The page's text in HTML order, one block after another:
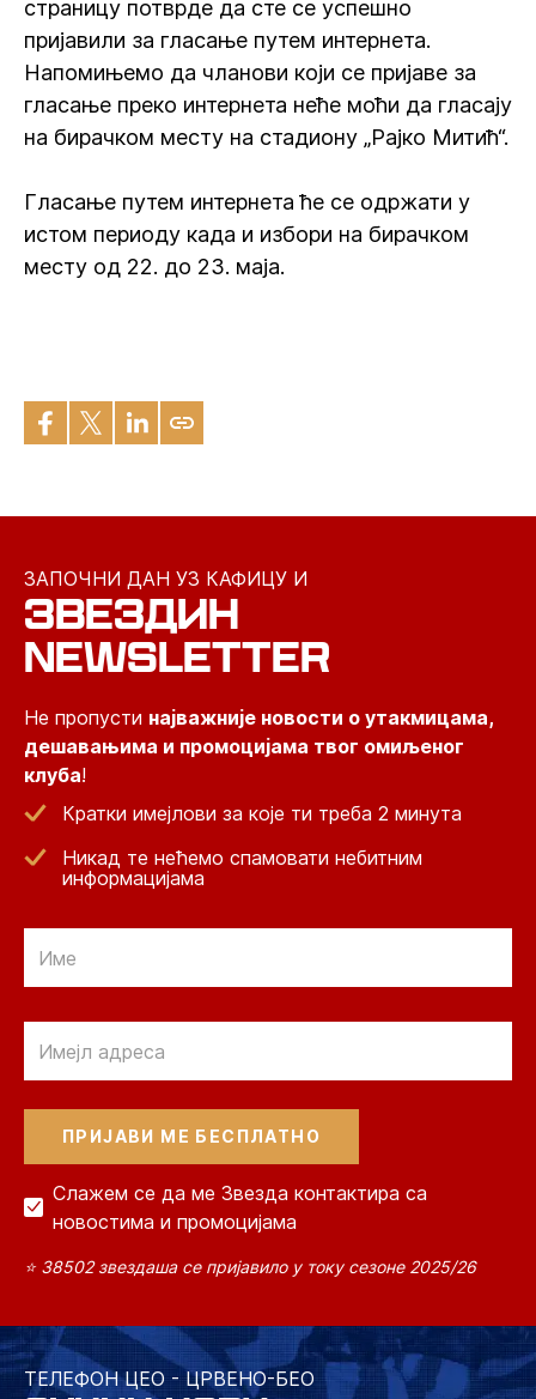
страницу потврде да сте се успешно
пријавили за гласање путем интернета.
Напомињемо да чланови који се пријаве за
гласање преко интернета неће моћи да гласају
на бирачком месту на стадиону „Рајко Митић“.
Гласање путем интернета ће се одржати у
истом периоду када и избори на бирачком
месту од 22. до 23. маја.
ЗАПОЧНИ ДАН УЗ КАФИЦУ И
ЗВЕЗДИН
NEWSLETTER
Не пропусти најважније новости о утакмицама,
дешавањима и промоцијама твог омиљеног
клуба!
Кратки имејлови за које ти треба 2 минута
Никад те нећемо спамовати небитним
информацијама
Слажем се да ме Звезда контактира са
новостима и промоцијама
⭐ 38502 звездаша се пријавило у току сезоне 2025/26
ТЕЛЕФОН ЦЕО - ЦРВЕНО-БЕО